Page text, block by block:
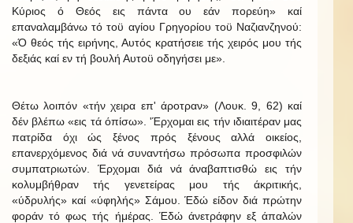
Κύριος ό Θεός εις πάντα ου εάν πορεύη» καί
επαναλαμβάνω τό τοϋ αγίου Γρηγορίου τοϋ Ναζιανζηνού:
«Ό θεός τής ειρήνης, Αυτός κρατήσειε τής χειρός μου τής
δεξιάς καί εν τή βουλή Αυτοϋ οδηγήσει με».
Θέτω λοιπόν «τήν χειρα επ' άροτραν» (Λουκ. 9, 62) καί
δέν βλέπω «εις τά όπίσω». 'Έρχομαι εις τήν ιδιαιτέραν μας
πατρίδα όχι ώς ξένος πρός ξένους αλλά οικείος,
επανερχόμενος διά νά συναντήσω πρόσωπα προσφιλών
συμπατριωτών. Έρχομαι διά νά άναβαπτισθώ εις τήν
κολυμβήθραν τής γενετείρας μου τής άκριτικής,
«ύδρυλής» καί «ύφηλής» Σάμου. Έδώ είδον διά πρώτην
φοράν τό φως τής ήμέρας. Έδώ άνετράφην εξ άπαλών